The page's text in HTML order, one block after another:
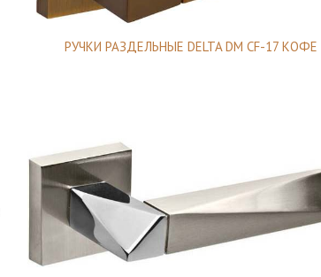
РУЧКИ РАЗДЕЛЬНЫЕ DELTA DM CF-17 КОФЕ